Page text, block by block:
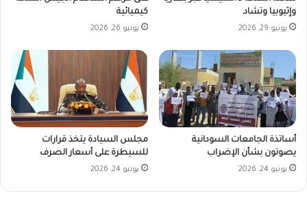
وإثيوبيا وتشاد
يونيو 29, 2026
كيميائية
يونيو 26, 2026
أساتذة الجامعات السودانية
يصوتون بشأن الإضراب
يونيو 24, 2026
مجلس السيادة يتخذ قرارات
للسيطرة على أسعار الصرف
يونيو 24, 2026